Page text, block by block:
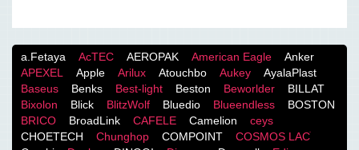
a.Fetaya AcTEC AEROPAK American Eagle
Anker
APEXEL
Apple Arilux Atouchbo Aukey
AyalaPlast
Baseus
Benks Best-light Beston Beworlder
BILLAT
Bixolon
Blick BlitzWolf Bluedio Blueendless
BOSTON
BRICO
BroadLink CAFELE Camelion
ceys
CHOETECH
Chunghop COMPOINT
COSMOS LACֹ